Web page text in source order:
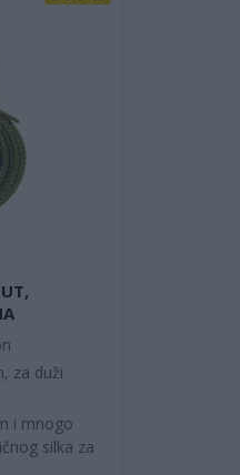
za duži
i mnogo
silka za